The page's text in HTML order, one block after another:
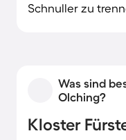
Schnuller zu
Was sind
Olching?
Kloster